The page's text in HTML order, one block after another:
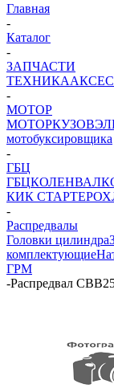
Главная
-
Каталог
-
ЗАПЧАСТИ
ТЕХНИКА
-
МОТОР
МОТОРКУЗОВ
мотобуксировщика
-
ГБЦ
ГБЦКОЛЕНВАЛ
КИК СТАРТЕР
-
Распредвалы
Головки цилиндра
комплектующие
ГРМ
-Распредвал